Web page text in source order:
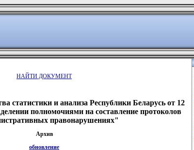
НАЙТИ ДОКУМЕНТ
статистики и анализа Республики Беларусь от 12
полномочиями на составление протоколов
правонарушениях"
Архив
обновление